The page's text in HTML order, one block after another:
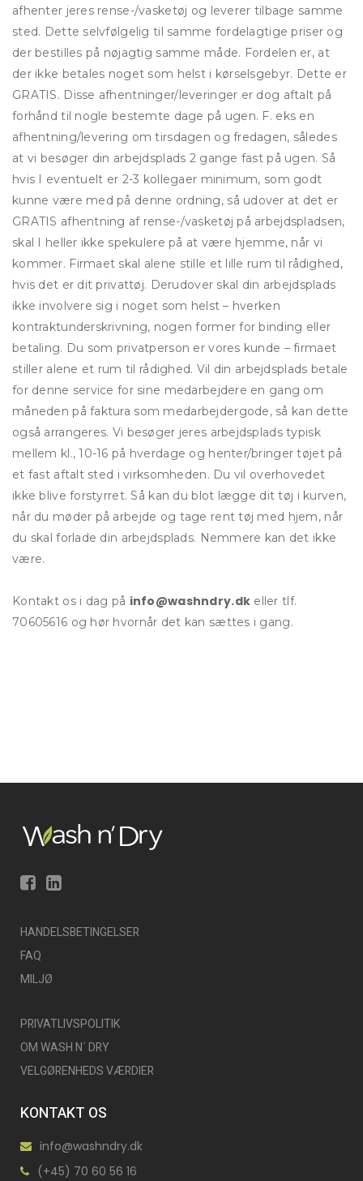
afhenter jeres rense-/vasketøj og leverer tilbage samme
sted. Dette selvfølgelig til samme fordelagtige priser og
der bestilles på nøjagtig samme måde. Fordelen er, at
der ikke betales noget som helst i kørselsgebyr. Dette er
GRATIS. Disse afhentninger/leveringer er dog aftalt på
forhånd til nogle bestemte dage på ugen. F. eks en
afhentning/levering om tirsdagen og fredagen, således
at vi besøger din arbejdsplads 2 gange fast på ugen. Så
hvis I eventuelt er 2-3 kollegaer minimum, som godt
kunne være med på denne ordning, så udover at det er
GRATIS afhentning af rense-/vasketøj på arbejdspladsen,
skal I heller ikke spekulere på at være hjemme, når vi
kommer. Firmaet skal alene stille et lille rum til rådighed,
hvis det er dit privattøj. Derudover skal din arbejdsplads
ikke involvere sig i noget som helst – hverken
kontraktunderskrivning, nogen former for binding eller
betaling. Du som privatperson er vores kunde – firmaet
stiller alene et rum til rådighed. Vil din arbejdsplads betale
for denne service for sine medarbejdere en gang om
måneden på faktura som medarbejdergode, så kan dette
også arrangeres. Vi besøger jeres arbejdsplads typisk
mellem kl., 10-16 på hverdage og henter/bringer tøjet på
et fast aftalt sted i virksomheden. Du vil overhovedet
ikke blive forstyrret. Så kan du blot lægge dit tøj i kurven,
når du møder på arbejde og tage rent tøj med hjem, når
du skal forlade din arbejdsplads. Nemmere kan det ikke
være.
Kontakt os i dag på info@washndry.dk eller tlf.
70605616 og hør hvornår det kan sættes i gang.
HANDELSBETINGELSER
FAQ
MILJØ
PRIVATLIVSPOLITIK
OM WASH N´ DRY
VELGØRENHEDS VÆRDIER
KONTAKT OS
info@washndry.dk
(+45) 70 60 56 16